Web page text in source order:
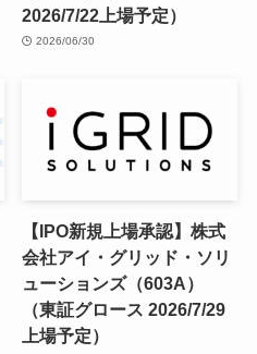
2026/7/22上場予定）
2026/06/30
【IPO新規上場承認】株式
会社アイ・グリッド・ソリ
ューションズ（603A）
（東証グロース 2026/7/29
上場予定）